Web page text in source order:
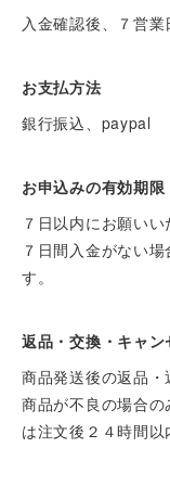
入金確認後、７営業
お支払方法
銀行振込、paypal
お申込みの有効期限
７日以内にお願いい
７日間入金がない
す。
返品・交換・キャン
商品発送後の返品・
商品が不良の場合
は注文後２４時間以